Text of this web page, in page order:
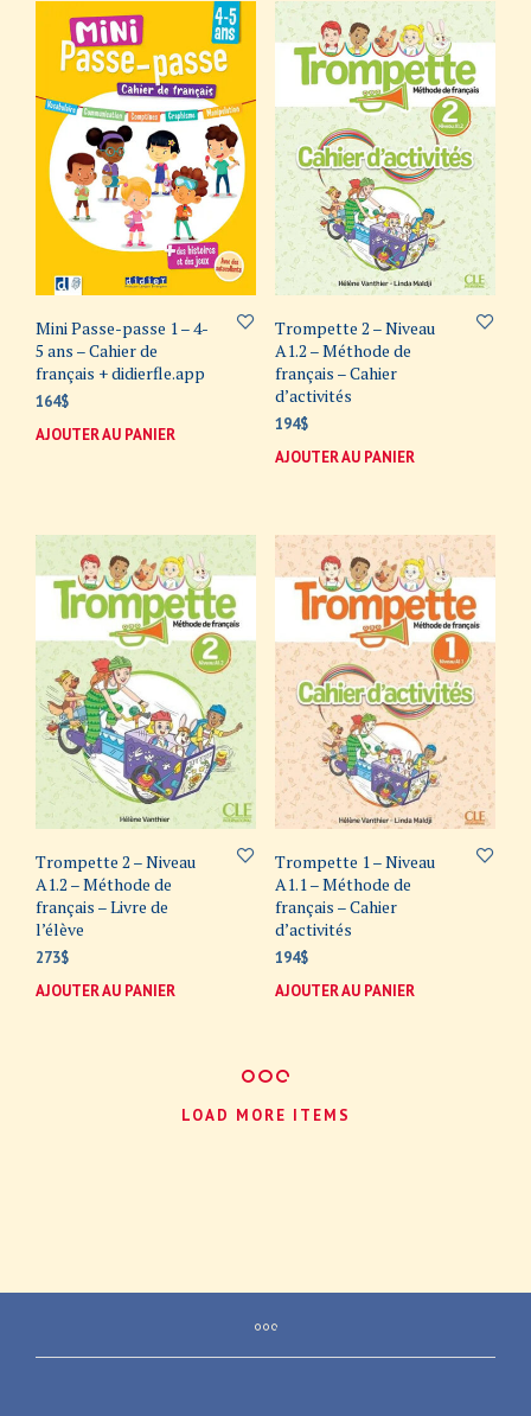
Mini Passe-passe 1 – 4-
5 ans – Cahier de
français + didierfle.app
164$
AJOUTER AU PANIER
Trompette 2 – Niveau
A1.2 – Méthode de
français – Cahier
d’activités
194$
AJOUTER AU PANIER
Trompette 2 – Niveau
A1.2 – Méthode de
français – Livre de
l’élève
273$
AJOUTER AU PANIER
Trompette 1 – Niveau
A1.1 – Méthode de
français – Cahier
d’activités
194$
AJOUTER AU PANIER
LOAD MORE ITEMS